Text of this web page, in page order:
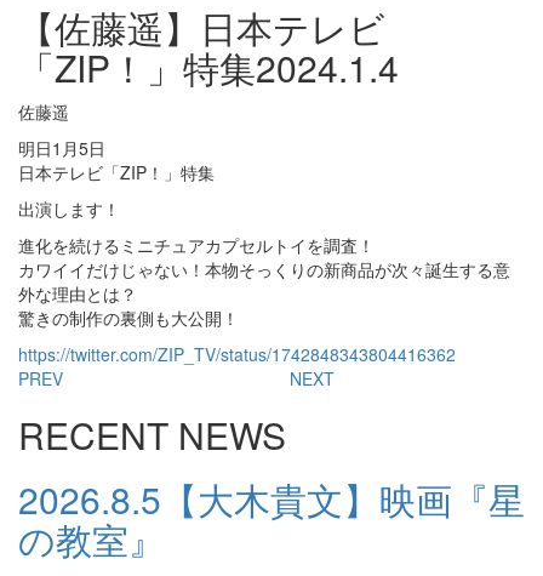
【佐藤遥】日本テレビ
「ZIP！」特集2024.1.4
佐藤遥
明日1月5日
日本テレビ「ZIP！」特集
出演します！
進化を続けるミニチュアカプセルトイを調査！
カワイイだけじゃない！本物そっくりの新商品が次々誕生する意
外な理由とは？
驚きの制作の裏側も大公開！
https://twitter.com/ZIP_TV/status/1742848343804416362
PREV
NEXT
RECENT NEWS
2026.8.5 【大木貴文】映画『星
の教室』